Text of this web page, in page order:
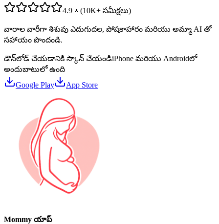
4.9 ★ (10K+ సమీక్షలు)
వారాల వారీగా శిశువు ఎదుగుదల, పోషకాహారం మరియు అమ్మా AI తో
సహాయం పొందండి.
డౌన్‌లోడ్ చేయడానికి స్కాన్ చేయండిiPhone మరియు Androidలో
అందుబాటులో ఉంది
Google Play
App Store
Mommy యాప్